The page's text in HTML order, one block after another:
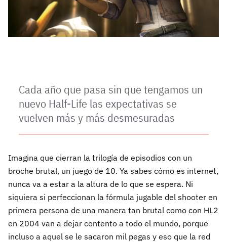
Cada año que pasa sin que tengamos un
nuevo Half-Life las expectativas se
vuelven más y más desmesuradas
Imagina que cierran la trilogía de episodios con un
broche brutal, un juego de 10. Ya sabes cómo es internet,
nunca va a estar a la altura de lo que se espera. Ni
siquiera si perfeccionan la fórmula jugable del shooter en
primera persona de una manera tan brutal como con HL2
en 2004 van a dejar contento a todo el mundo, porque
incluso a aquel se le sacaron mil pegas y eso que la red